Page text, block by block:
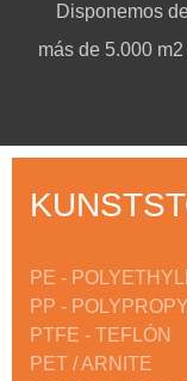
Disponemos
más de 5.000
PE -
PP -
PTFE - TEFLÓN
PET / ARNITE